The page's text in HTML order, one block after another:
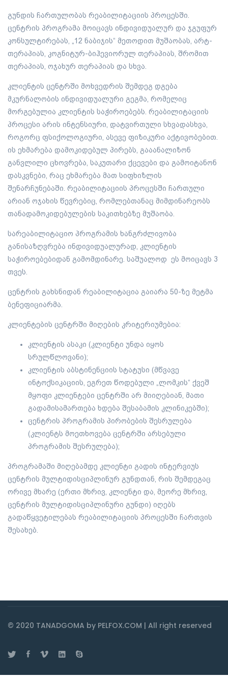
გუნდის ჩართულობას რეაბილიტაციის პროცესში.
ცენტრის პროგრამა მოიცავს ინდივიდუალურ და ჯგუფურ
კონსულტირებას, „12 ნაბიჯის“ მეთოდით მუშაობას, არტ-
თერაპიას, კოგნიტურ-ბიჰევიორულ თერაპიას, შრომით
თერაპიას, ოჯახურ თერაპიას და სხვა.
კლიენტის ცენტრში მოხვედრის შემდეგ დგება
მკურნალობის ინდივიდუალური გეგმა, რომელიც
მორგებულია კლიენტის საჭიროებებს. რეაბილიტაციის
პროცესი არის ინტენსიური, დატვირთული სხვადასხვა,
როგორც ფსიქოლოგიური, ასევე ფიზიკური აქტივობებით.
ის ეხმარება დამოკიდებულ პირებს, გააანალიზონ
განვლილი ცხოვრება, საკუთარი ქცევები და გამოიტანონ
დასკვნები, რაც ეხმარება მათ სიფხიზლის
შენარჩუნებაში. რეაბილიტაციის პროცესში ჩართული
არიან ოჯახის წევრებიც, რომლებთანაც მიმდინარეობს
თანადამოკიდებულების საკითხებზე მუშაობა.
სარეაბილიტაციო პროგრამის ხანგრძლივობა
განისაზღვრება ინდივიდუალურად, კლიენტის
საჭიროებებიდან გამომდინარე. საშუალოდ ეს მოიცავს 3
თვეს.
ცენტრის გახსნიდან რეაბილიტაცია გაიარა 50-ზე მეტმა
ბენეფიციარმა.
კლიენტების ცენტრში მიღების კრიტერიუმებია:
კლიენტის ასაკი (კლიენტი უნდა იყოს
სრულწლოვანი);
კლიენტის აბსტინენციის სტატუსი (მწვავე
ინტოქსიკაციის, ეგრეთ წოდებული „ლომკის“ ქვეშ
მყოფი კლიენტები ცენტრში არ მიიღებიან, მათი
გადამისამართება ხდება შესაბამის კლინიკებში);
ცენტრის პროგრამის პირობების შესრულება
(კლიენტს მოეთხოვება ცენტრში არსებული
პროგრამის შესრულება);
პროგრამაში მიღებამდე კლიენტი გადის ინტერვიუს
ცენტრის მულტიდისციპლინურ გუნდთან, რის შემდეგაც
ორივე მხარე (ერთი მხრივ, კლიენტი და, მეორე მხრივ,
ცენტრის მულტიდისციპლინური გუნდი) იღებს
გადაწყვეტილებას რეაბილიტაციის პროცესში ჩართვის
შესახებ.
© 2020 TANADGOMA by PELFOX.COM | All right reserved